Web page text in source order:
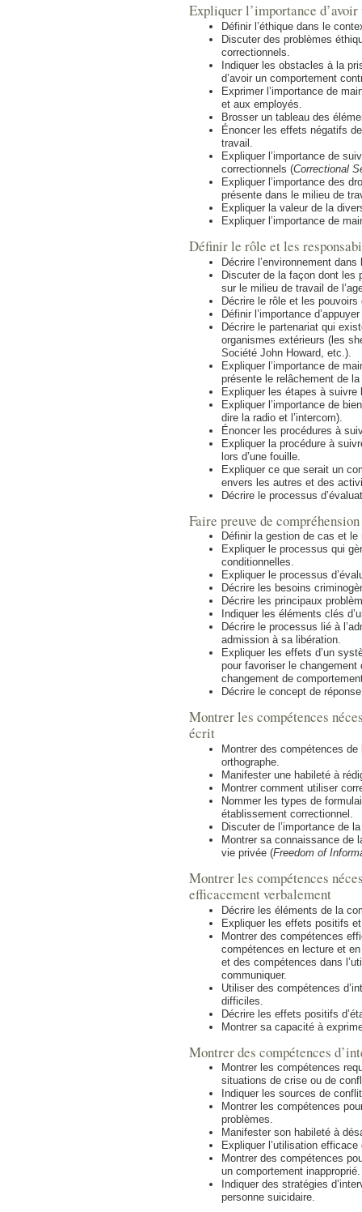
Expliquer l’importance
Définir l’éthique dans le
Discuter des problèmes
correctionnels.
Indiquer les obstacles à la
d’avoir un comportement
Exprimer l’importance de
et aux employés.
Brosser un tableau des
Énoncer les effets négatifs
travail.
Expliquer l’importance de
correctionnels (Correctional
Expliquer l’importance des
présente dans le milieu de
Expliquer la valeur de la
Expliquer l’importance de
Définir le rôle et les
Décrire l’environnement
Discuter de la façon dont les
sur le milieu de travail de
Décrire le rôle et les pouvoirs
Définir l’importance
Décrire le partenariat qui
organismes extérieurs (les
Société John Howard, etc.).
Expliquer l’importance de
présente le relâchement de
Expliquer les étapes à suivre
Expliquer l’importance de
dire la radio et l’intercom).
Énoncer les procédures à
Expliquer la procédure à
lors d’une fouille.
Expliquer ce que serait un
envers les autres et des
Décrire le processus
Faire preuve de
Définir la gestion de cas et
Expliquer le processus qui
conditionnelles.
Expliquer le processus
Décrire les besoins
Décrire les principaux
Indiquer les éléments clés
Décrire le processus lié à
admission à sa libération.
Expliquer les effets d’un
pour favoriser le
changement de
Décrire le concept de
Montrer les compétences
écrit
Montrer des compétences
orthographe.
Manifester une habileté à
Montrer comment utiliser
Nommer les types de
établissement correctionnel.
Discuter de l’importance de
Montrer sa connaissance de
vie privée (Freedom of
Montrer les compétences
efficacement verbalement
Décrire les éléments de la
Expliquer les effets positifs
Montrer des compétences
compétences en lecture et
et des compétences dans
communiquer.
Utiliser des compétences
difficiles.
Décrire les effets positifs
Montrer sa capacité à
Montrer des compétences
Montrer les compétences
situations de crise ou de
Indiquer les sources de
Montrer les compétences
problèmes.
Manifester son habileté à
Expliquer l’utilisation efficace
Montrer des compétences
un comportement inapproprié.
Indiquer des stratégies
personne suicidaire.